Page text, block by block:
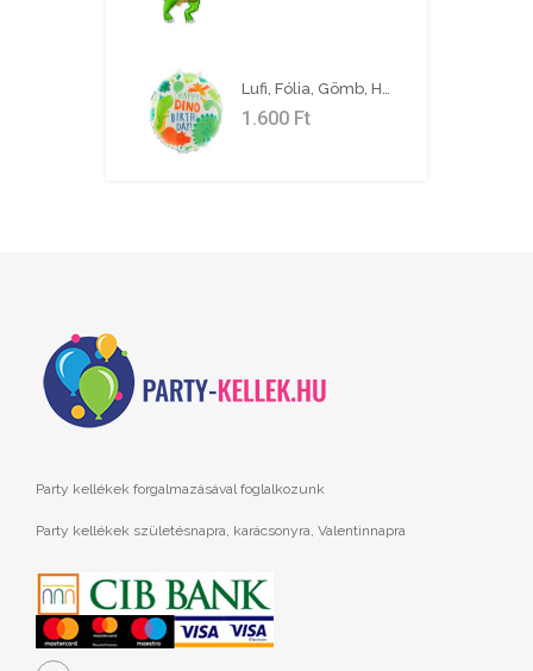
1.600 Ft
Party kellékek forgalmazásával foglalkozunk
Party kellékek születésnapra, karácsonyra, Valentinnapra